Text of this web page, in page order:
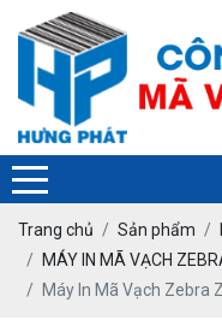
Trang chủ Sản phẩm
MÁY IN MÃ VẠCH
Máy In Mã Vạch Zebra